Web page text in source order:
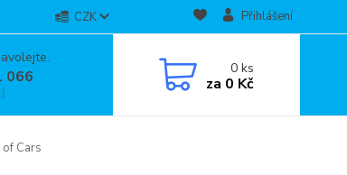
CZK Přihlášení
066 0ks
za 0 Kč
Cars